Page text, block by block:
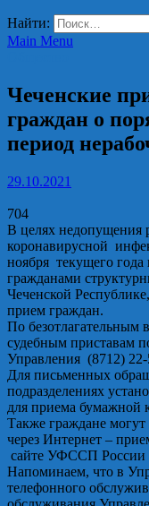
Найти:
Main Menu
Чеченские
граждан о
период
29.10.2021
704
В целях недопущения
коронавирусной
ноября текущего
гражданами
Чеченской
прием граждан.
По безотлагательным
судебным приставам
Управления (8712)
Для письменных
подразделениях
для приема бумажной
Также граждане
через Интернет –
сайте УФССП России
Напоминаем, что в
телефонного